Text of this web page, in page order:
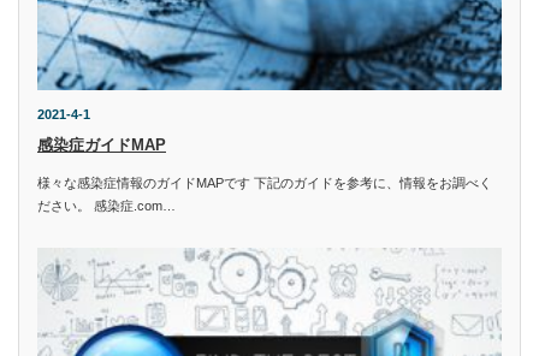
2021-4-1
感染症ガイドMAP
様々な感染症情報のガイドMAPです 下記のガイドを参考に、情報をお調べく
ださい。 感染症.com…